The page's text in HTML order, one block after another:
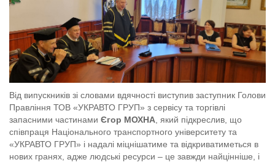
Від випускників зі словами вдячності виступив заступник Голови
Правління ТОВ «УКРАВТО ГРУП» з сервісу та торгівлі
запасними частинами Єгор МОХНА , який підкреслив, що
співпраця Національного транспортного університету та
«УКРАВТО ГРУП» і надалі міцнішатиме та відкриватиметься в
нових гранях, адже людські ресурси – це завжди найцінніше, і